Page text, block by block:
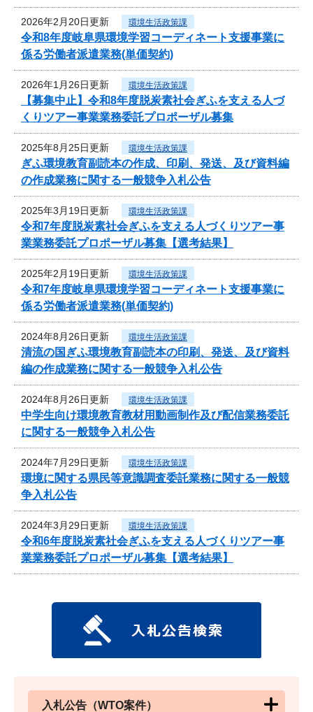
2026年2月20日更新 環境生活政策課
令和8年度岐阜県環境学習コーディネート支援事業に
係る労働者派遣業務(単価契約)
2026年1月26日更新 環境生活政策課
【募集中止】令和8年度脱炭素社会ぎふを支える人づ
くりツアー事業業務委託プロポーザル募集
2025年8月25日更新 環境生活政策課
ぎふ環境教育副読本の作成、印刷、発送、及び資料編
の作成業務に関する一般競争入札公告
2025年3月19日更新 環境生活政策課
令和7年度脱炭素社会ぎふを支える人づくりツアー事
業業務委託プロポーザル募集【選考結果】
2025年2月19日更新 環境生活政策課
令和7年度岐阜県環境学習コーディネート支援事業に
係る労働者派遣業務(単価契約)
2024年8月26日更新 環境生活政策課
清流の国ぎふ環境教育副読本の印刷、発送、及び資料
編の作成業務に関する一般競争入札公告
2024年8月26日更新 環境生活政策課
中学生向け環境教育教材用動画制作及び配信業務委託
に関する一般競争入札公告
2024年7月29日更新 環境生活政策課
環境に関する県民等意識調査委託業務に関する一般競
争入札公告
2024年3月29日更新 環境生活政策課
令和6年度脱炭素社会ぎふを支える人づくりツアー事
業業務委託プロポーザル募集【選考結果】
入札公告（WTO案件）